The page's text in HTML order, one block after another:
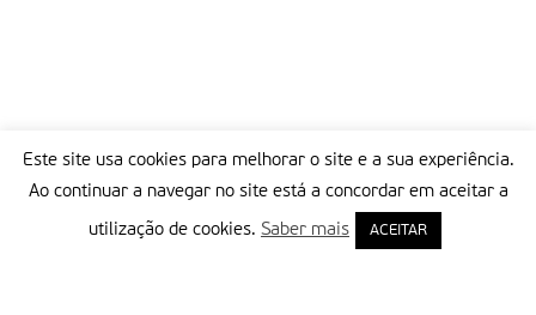
Este site usa cookies para melhorar o site e a sua experiência.
Ao continuar a navegar no site está a concordar em aceitar a
utilização de cookies. Saber mais ACEITAR